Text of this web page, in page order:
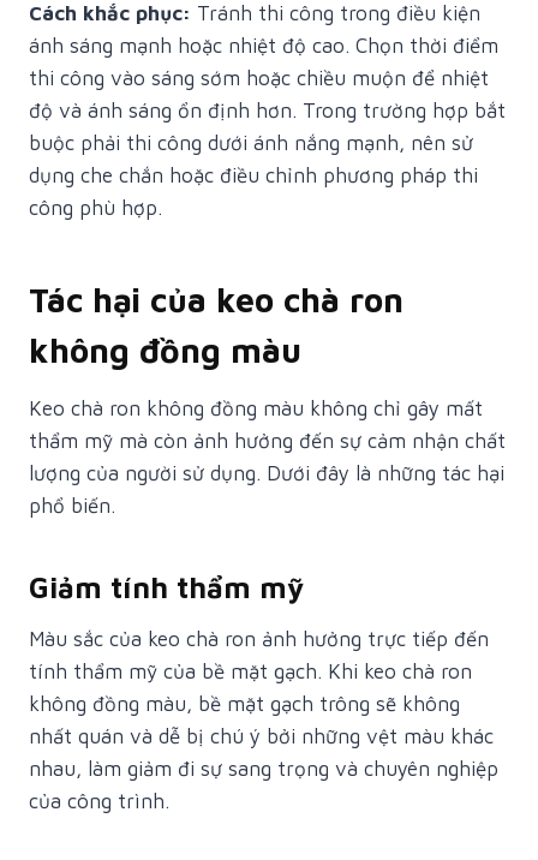
Cách khắc phục: Tránh thi công trong điều kiện
ánh sáng mạnh hoặc nhiệt độ cao. Chọn thời điểm
thi công vào sáng sớm hoặc chiều muộn để nhiệt
độ và ánh sáng ổn định hơn. Trong trường hợp bắt
buộc phải thi công dưới ánh nắng mạnh, nên sử
dụng che chắn hoặc điều chỉnh phương pháp thi
công phù hợp.
Tác hại của keo chà ron
không đồng màu
Keo chà ron không đồng màu không chỉ gây mất
thẩm mỹ mà còn ảnh hưởng đến sự cảm nhận chất
lượng của người sử dụng. Dưới đây là những tác hại
phổ biến.
Giảm tính thẩm mỹ
Màu sắc của keo chà ron ảnh hưởng trực tiếp đến
tính thẩm mỹ của bề mặt gạch. Khi keo chà ron
không đồng màu, bề mặt gạch trông sẽ không
nhất quán và dễ bị chú ý bởi những vệt màu khác
nhau, làm giảm đi sự sang trọng và chuyên nghiệp
của công trình.